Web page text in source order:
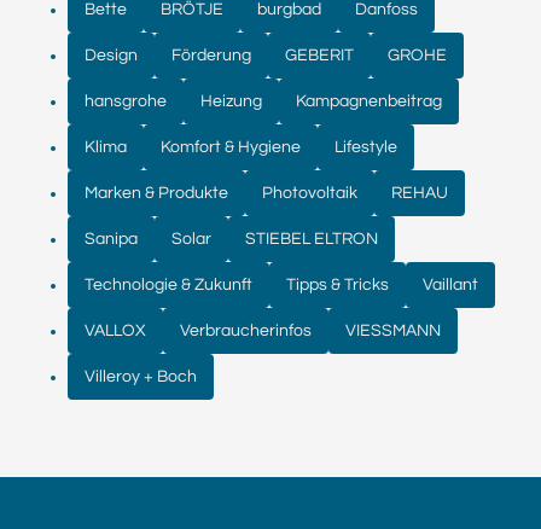
Bette BRÖTJE burgbad Danfoss
Design Förderung GEBERIT GROHE
hansgrohe Heizung Kampagnenbeitrag
Klima Komfort & Hygiene Lifestyle
Marken & Produkte Photovoltaik REHAU
Sanipa Solar STIEBEL ELTRON
Technologie & Zukunft Tipps & Tricks Vaillant
VALLOX Verbraucherinfos VIESSMANN
Villeroy + Boch